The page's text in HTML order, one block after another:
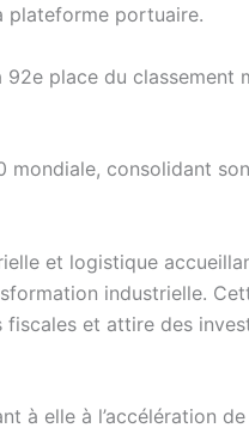
plateforme portuaire.
place du classement
mondiale, consolidant
et logistique
industrielle.
fiscales et attire des
à elle à l’accélération de